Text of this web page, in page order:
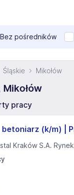
Bez pośredników
Śląskie Mikołów
pracy